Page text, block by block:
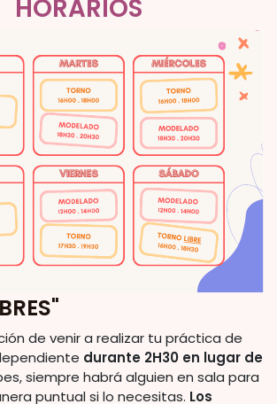
HORARIOS
de venir a realizar tu práctica de
durante 2H30 en lugar de
siempre habrá alguien en sala para
puntual si lo necesitas. Los